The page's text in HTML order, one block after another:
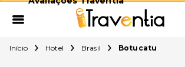
Início Hotel Brasil Botucatu